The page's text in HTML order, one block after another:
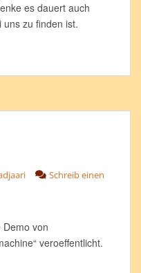
es dauert auch
zu finden ist.
Schreib einen
von
veroeffentlicht.